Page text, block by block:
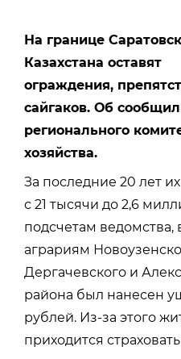
На границе
Казахстана оставят
ограждения,
сайгаков. Об
регионального
хозяйства.
За последние 20 лет
с 21 тысячи до 2,6
подсчетам
аграриям
Дергачевского и
района был нанесен
рублей. Из-за этого
приходится